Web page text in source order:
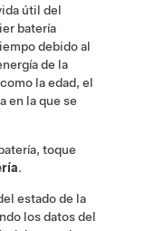
útil del
batería
debido al
de la
la edad, el
en la que se
toque
.
estado de la
los datos del